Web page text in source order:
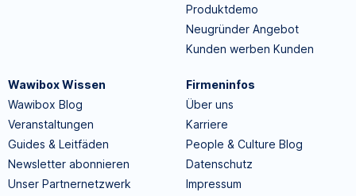
Produktdemo
Neugründer Angebot
Kunden werben Kunden
Wawibox Wissen
Wawibox Blog
Veranstaltungen
Guides & Leitfäden
Newsletter abonnieren
Unser Partnernetzwerk
Firmeninfos
Über uns
Karriere
People & Culture Blog
Datenschutz
Impressum